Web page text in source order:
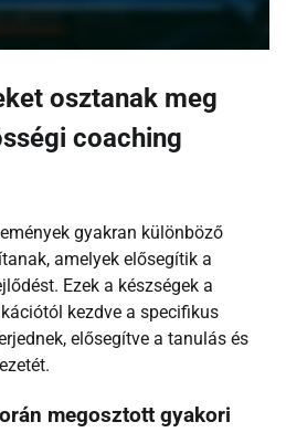
osztanak meg
coaching
gyakran különböző
amelyek elősegítik a
Ezek a készségek a
kezdve a specifikus
elősegítve a tanulás és
megosztott gyakori